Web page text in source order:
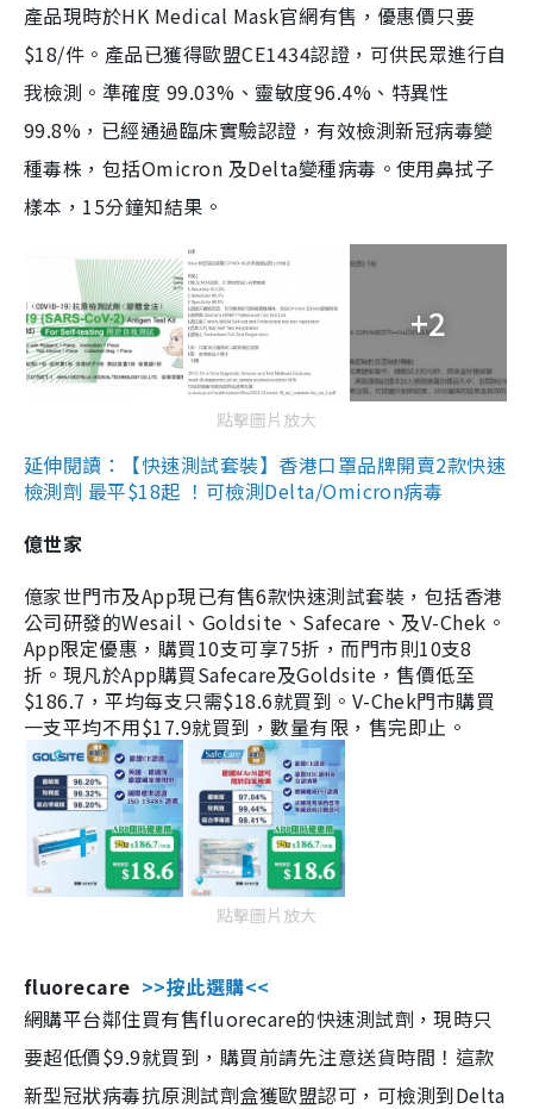
產品現時於HK Medical Mask官網有售，優惠價只要
$18/件。產品已獲得歐盟CE1434認證，可供民眾進行自
我檢測。準確度 99.03%、靈敏度96.4%、特異性
99.8%，已經通過臨床實驗認證，有效檢測新冠病毒變
種毒株，包括Omicron 及Delta變種病毒。使用鼻拭子
樣本，15分鐘知結果。
+2
點擊圖片放大
延伸閱讀：【快速測試套裝】香港口罩品牌開賣2款快速
檢測劑 最平$18起 ！可檢測Delta/Omicron病毒
億世家
億家世門市及App現已有售6款快速測試套裝，包括香港
公司研發的Wesail、Goldsite、Safecare、及V-Chek。
App限定優惠，購買10支可享75折，而門市則10支8
折。現凡於App購買Safecare及Goldsite，售價低至
$186.7，平均每支只需$18.6就買到。V-Chek門市購買
一支平均不用$17.9就買到，數量有限，售完即止。
點擊圖片放大
fluorecare >>按此選購<<
網購平台鄰住買有售fluorecare的快速測試劑，現時只
要超低價$9.9就買到，購買前請先注意送貨時間！這款
新型冠狀病毒抗原測試劑盒獲歐盟認可，可檢測到Delta